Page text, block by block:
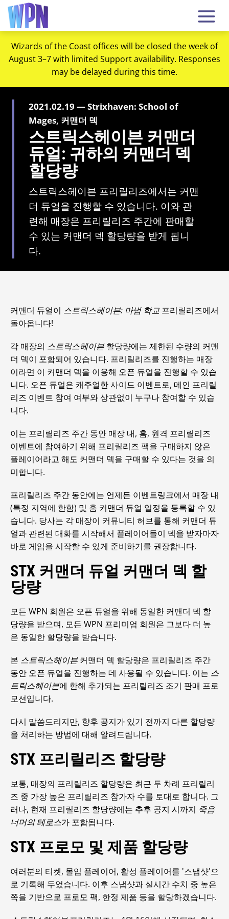
Wizards of the Coast offices will be closed the week of
August 3–7 with limited Support availability. Responses
may be delayed during this time.
2021.02.19 — Strixhaven: School of
Mages, 커맨더 덱
스트릭스헤이븐 커맨더
듀얼: 귀하의 커맨더 덱
할당량
스트릭스헤이븐 프리릴리즈에서는 커맨
더 듀얼을 진행할 수 있습니다. 이와 관
련해 매장은 프리릴리즈 주간에 판매할
수 있는 커맨더 덱 할당량을 받게 됩니
다.
커맨더 듀얼이 스트릭스헤이븐: 마법 학교프리릴리즈에서
돌아옵니다!
각 매장의 스트릭스헤이븐할당량에는 제한된 수량의 커맨
더 덱이 포함되어 있습니다. 프리릴리즈를 진행하는 매장
이라면 이 커맨더 덱을 이용해 오픈 듀얼을 진행할 수 있습
니다. 오픈 듀얼은 캐주얼한 사이드 이벤트로, 메인 프리릴
리즈 이벤트 참여 여부와 상관없이 누구나 참여할 수 있습
니다.
이는 프리릴리즈 주간 동안 매장 내, 홈, 원격 프리릴리즈
이벤트에 참여하기 위해 프리릴리즈 팩을 구매하지 않은
플레이어라고 해도 커맨더 덱을 구매할 수 있다는 것을 의
미합니다.
프리릴리즈 주간 동안에는 언제든 이벤트링크에서 매장 내
(특정 지역에 한함) 및 홈 커맨더 듀얼 일정을 등록할 수 있
습니다. 당사는 각 매장이 커뮤니티 허브를 통해 커맨더 듀
얼과 관련된 대화를 시작해서 플레이어들이 덱을 받자마자
바로 게임을 시작할 수 있게 준비하기를 권장합니다.
STX 커맨더 듀얼 커맨더 덱 할
당량
모든 WPN 회원은 오픈 듀얼을 위해 동일한 커맨더 덱 할
당량을 받으며, 모든 WPN 프리미엄 회원은 그보다 더 높
은 동일한 할당량을 받습니다.
본 스트릭스헤이븐커맨더 덱 할당량은 프리릴리즈 주간
동안 오픈 듀얼을 진행하는 데 사용될 수 있습니다. 이는 스
트릭스헤이븐에 한해 추가되는 프리릴리즈 조기 판매 프로
모션입니다.
다시 말씀드리지만, 향후 공지가 있기 전까지 다른 할당량
을 처리하는 방법에 대해 알려드립니다.
STX 프리릴리즈 할당량
보통, 매장의 프리릴리즈 할당량은 최근 두 차례 프리릴리
즈 중 가장 높은 프리릴리즈 참가자 수를 토대로 합니다. 그
러나, 현재 프리릴리즈 할당량에는 추후 공지 시까지 죽음
너머의 테로스가 포함됩니다.
STX 프로모 및 제품 할당량
여러분의 티켓, 몰입 플레이어, 활성 플레이어를 '스냅샷'으
로 기록해 두었습니다. 이후 스냅샷과 실시간 수치 중 높은
쪽을 기반으로 프로모 팩, 한정 제품 등을 할당하겠습니다.